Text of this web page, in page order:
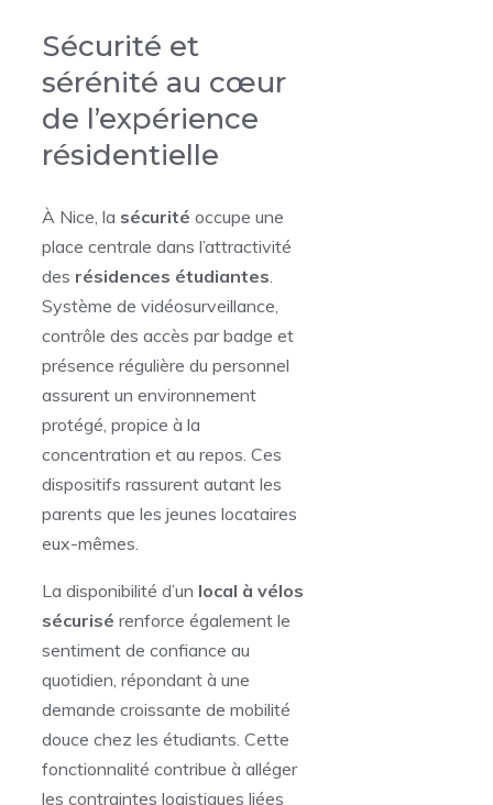
Sécurité et
sérénité au cœur
de l’expérience
résidentielle
À Nice, la sécurité occupe une
place centrale dans l’attractivité
des résidences étudiantes.
Système de vidéosurveillance,
contrôle des accès par badge et
présence régulière du personnel
assurent un environnement
protégé, propice à la
concentration et au repos. Ces
dispositifs rassurent autant les
parents que les jeunes locataires
eux-mêmes.
La disponibilité d’un local à vélos
sécurisé renforce également le
sentiment de confiance au
quotidien, répondant à une
demande croissante de mobilité
douce chez les étudiants. Cette
fonctionnalité contribue à alléger
les contraintes logistiques liées